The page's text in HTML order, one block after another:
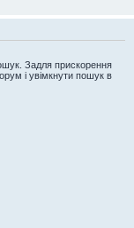
Задля прискорення
і увімкнути пошук в